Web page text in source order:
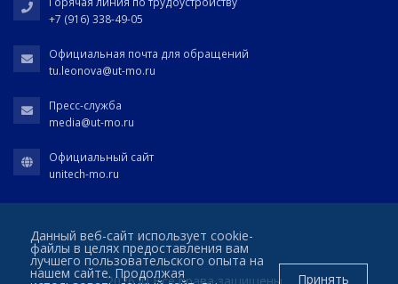
+7 (916) 338-49-05
Официальная почта для обращений
tu.leonova@ut-mo.ru
Пресс-служба
media@ut-mo.ru
Официальный сайт
unitech-mo.ru
Данный веб-сайт использует cookie-
файлы в целях предоставления вам
лучшего пользовательского опыта на
нашем сайте. Продолжая Принять